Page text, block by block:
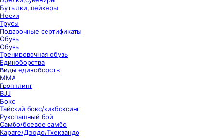
Бутылки,шейкеры
Носки
Трусы
Подарочные сертификаты
Обувь
Обувь
Тренировочная обувь
Единоборства
Виды единоборств
ММА
Грэпплинг
BJJ
Бокс
Тайский бокс/кикбоксинг
Рукопашный бой
Самбо/боевое самбо
Карате/Дзюдо/Тхеквандо